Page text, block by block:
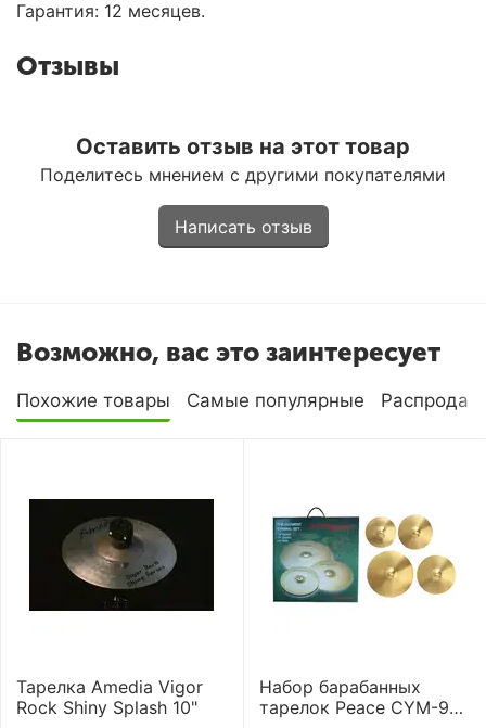
Гарантия: 12 месяцев.
Отзывы
Оставить отзыв на этот товар
Поделитесь мнением с другими покупателями
Написать отзыв
Возможно, вас это заинтересует
Похожие товары Самые популярные
Тарелка Amedia Vigor
Rock Shiny Splash 10"
Набор барабанных
тарелок Peace CYM-9-